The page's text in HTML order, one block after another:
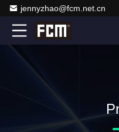
jennyzhao@fcm.net.cn